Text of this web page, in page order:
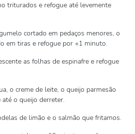
triturados e refogue até levemente
cortado em pedaços menores, o
em tiras e refogue por +1 minuto.
as folhas de espinafre e refogue
o creme de leite, o queijo parmesão
o queijo derreter.
de limão e o salmão que fritamos.